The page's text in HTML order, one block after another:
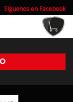
Síguenos en Facebook
info@blacktire.es
9:00-14:00 y 15:00-19:00